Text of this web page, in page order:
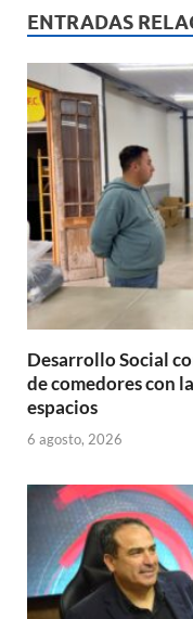
s
A
p
p
b
o
o
ENTRADAS
Desarrollo Social
de comedores con
espacios
6 agosto, 2026